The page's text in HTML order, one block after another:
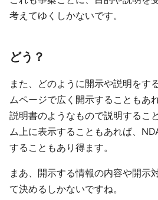
考えてゆくしかないです。
どう？
また、どのように開示や説明をす
ムページで広く開示することもあ
説明書のようなもので説明するこ
ム上に表示することもあれば、
することもあり得ます。
まあ、開示する情報の内容や開示
て決めるしかないですね。